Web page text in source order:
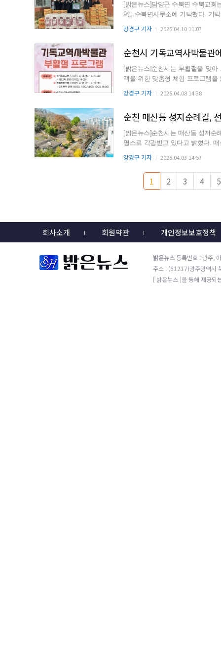
[밝은뉴스]담양군 수북면 수북교회
9일 수북면사무소에 기탁했다. 기탁된 물품은 라면, 화장지 등 생필품으로, 기초수급자 및 차상위,
강경구 기자 2025.04.10 11:07
순천시 기독교역사박물관
[밝은뉴스]순천시는 부활절을 맞
객을 위한 맞춤형 체험 프로그램을 운영한다고 밝혔다. 이번
일반 시민 대상 특별 ...
강경구 기자 2025.04.08 14:38
순천 매산등 성지순례길,
[밝은뉴스]순천시는 매산등 성지순
명소로 각광받고 있다고 밝혔다. 매산등 성지순례길은 1913년 미국 남장로교 선교사들이 교회, 학
교, 병원 등을 세우...
강경구 기자 2025.04.03 14:57
1 2 3 4 5
회사소개 회원약관 개인정보보호정책
밝은뉴스 등록번호 : 광주,
주소 : (61217)광주광역시
[ 밝은뉴스 ]을 통해 제공되